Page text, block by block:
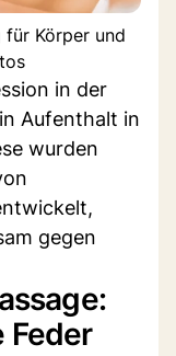
für Körper und
in der
Aufenthalt in
wurden
gegen
Feder